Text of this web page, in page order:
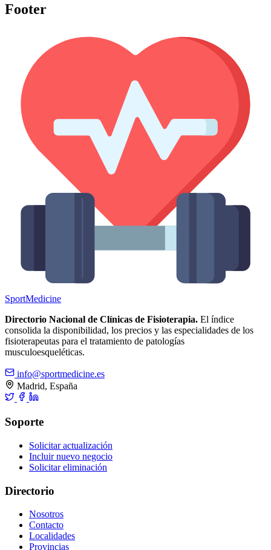
Footer
SportMedicine
Directorio Nacional de Clínicas de Fisioterapia. El índice
consolida la disponibilidad, los precios y las especialidades de los
fisioterapeutas para el tratamiento de patologías
musculoesqueléticas.
info@sportmedicine.es
Madrid, España
Soporte
Solicitar actualización
Incluir nuevo negocio
Solicitar eliminación
Directorio
Nosotros
Contacto
Localidades
Provincias